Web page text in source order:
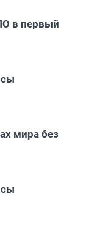
в первый
мира без